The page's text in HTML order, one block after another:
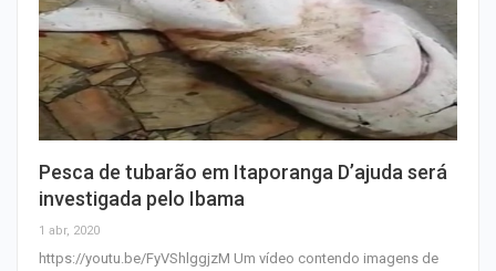
Pesca de tubarão em Itaporanga D’ajuda será
investigada pelo Ibama
1 abr, 2020
https://youtu.be/FyVShlggjzM Um vídeo contendo imagens de